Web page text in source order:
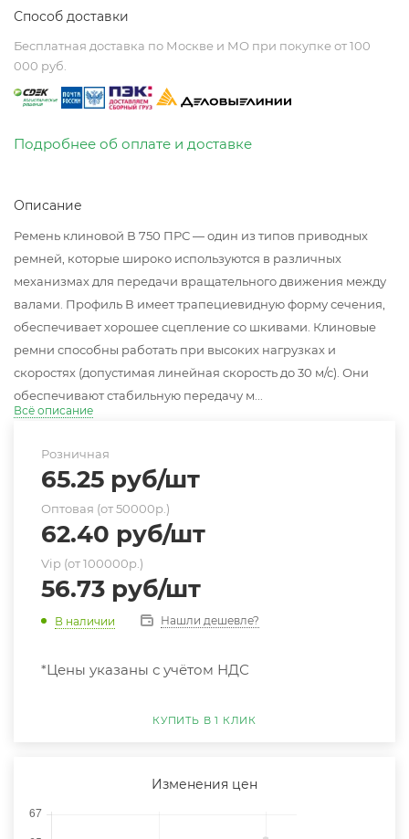
Способ доставки
Бесплатная доставка по Москве и МО при покупке от 100
000 руб.
Подробнее об оплате и доставке
Описание
Ремень клиновой В 750 ПРС — один из типов приводных
ремней, которые широко используются в различных
механизмах для передачи вращательного движения между
валами. Профиль В имеет трапециевидную форму сечения,
обеспечивает хорошее сцепление со шкивами. Клиновые
ремни способны работать при высоких нагрузках и
скоростях (допустимая линейная скорость до 30 м/с). Они
обеспечивают стабильную передачу м...
Всё описание
Розничная
65.25 руб/шт
Оптовая (от 50000р.)
62.40 руб/шт
Vip (от 100000р.)
56.73 руб/шт
В наличии Нашли дешевле?
*Цены указаны с учётом НДС
КУПИТЬ В 1 КЛИК
Изменения цен